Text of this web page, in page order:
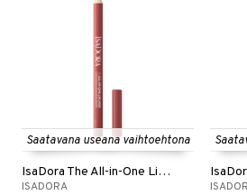
Saatavana useana vaihtoehtona
IsaDora The All-in-One Lipliner
ISADORA